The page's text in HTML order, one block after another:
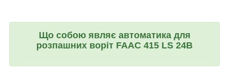
Що собою являє автоматика для
розпашних воріт FAAC 415 LS 24В